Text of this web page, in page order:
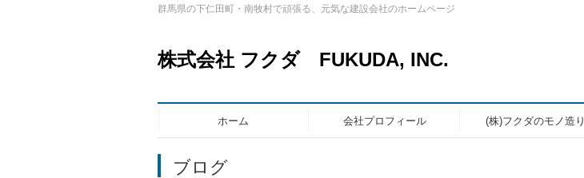
群馬県の下仁田町・南牧村で頑張る、元気な建設会社のホームページ
株式会社 フクダ FUKUDA, INC.
ホーム 会社プロフィール (株)フクダのモノ造り
ブログ